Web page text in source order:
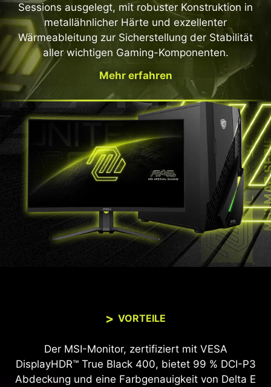
Sessions ausgelegt, mit robuster Konstruktion in
metallähnlicher Härte und exzellenter
Wärmeableitung zur Sicherstellung der Stabilität
aller wichtigen Gaming-Komponenten.
Mehr erfahren
VORTEILE
Der MSI-Monitor, zertifiziert mit VESA
DisplayHDR™ True Black 400, bietet 99 % DCI-P3
Abdeckung und eine Farbgenauigkeit von Delta E